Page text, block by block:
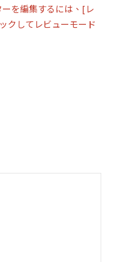
を編集するには、[レ
クしてレビューモード